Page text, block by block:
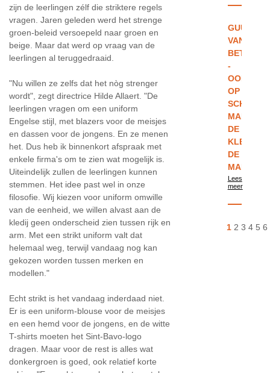
zijn de leerlingen zélf die striktere regels
vragen. Jaren geleden werd het strenge
groen-beleid versoepeld naar groen en
beige. Maar dat werd op vraag van de
leerlingen al teruggedraaid.
"Nu willen ze zelfs dat het nòg strenger
wordt", zegt directrice Hilde Allaert. "De
leerlingen vragen om een uniform
Engelse stijl, met blazers voor de meisjes
en dassen voor de jongens. En ze menen
het. Dus heb ik binnenkort afspraak met
enkele firma's om te zien wat mogelijk is.
Uiteindelijk zullen de leerlingen kunnen
stemmen. Het idee past wel in onze
filosofie. Wij kiezen voor uniform omwille
van de eenheid, we willen alvast aan de
kledij geen onderscheid zien tussen rijk en
arm. Met een strikt uniform valt dat
helemaal weg, terwijl vandaag nog kan
gekozen worden tussen merken en
modellen."
Echt strikt is het vandaag inderdaad niet.
Er is een uniform-blouse voor de meisjes
en een hemd voor de jongens, en de witte
T-shirts moeten het Sint-Bavo-logo
dragen. Maar voor de rest is alles wat
donkergroen is goed, ook relatief korte
GUUS
VAN
BETTEN
-
OOK
OP
SCHOOL
MAKEN
DE
KLEREN
DE
MAN
Lees
meer
1 2 3 4 5 6